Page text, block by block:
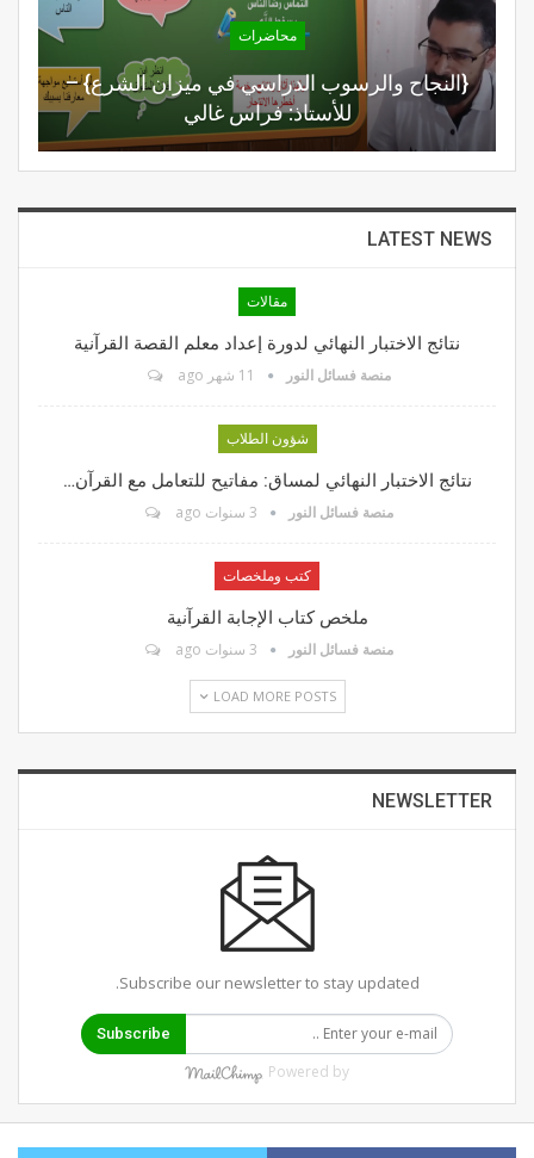
محاضرات
{النجاح والرسوب الدراسي في ميزان الشرع} –
للأستاذ: فراس غالي
LATEST NEWS
مقالات
نتائج الاختبار النهائي لدورة إعداد معلم القصة القرآنية
منصة فسائل النور 11 شهر ago
شؤون الطلاب
نتائج الاختبار النهائي لمساق: مفاتيح للتعامل مع القرآن…
منصة فسائل النور 3 سنوات ago
كتب وملخصات
ملخص كتاب الإجابة القرآنية
منصة فسائل النور 3 سنوات ago
LOAD MORE POSTS
NEWSLETTER
Subscribe our newsletter to stay updated.
Subscribe
Powered by